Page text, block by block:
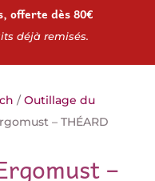
offerte dès 80€
déjà remisés.
/Outillage du
– THÉARD
–